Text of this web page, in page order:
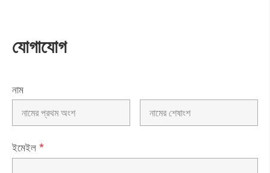
যোগাযোগ
নাম
ইমেইল *